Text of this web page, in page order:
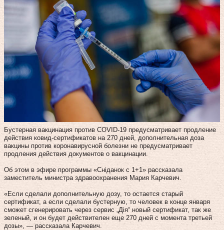
Бустерная вакцинация против COVID-19 предусматривает продление
действия ковид-сертификатов на 270 дней, дополнительная доза
вакцины против коронавирусной болезни не предусматривает
продления действия документов о вакцинации.
Об этом в эфире программы «Сніданок с 1+1» рассказала
заместитель министра здравоохранения Мария Карчевич.
«Если сделали дополнительную дозу, то остается старый
сертификат, а если сделали бустерную, то человек в конце января
сможет сгенерировать через сервис „Дія“ новый сертификат, так же
зеленый, и он будет действителен еще 270 дней с момента третьей
дозы», — рассказала Карчевич.